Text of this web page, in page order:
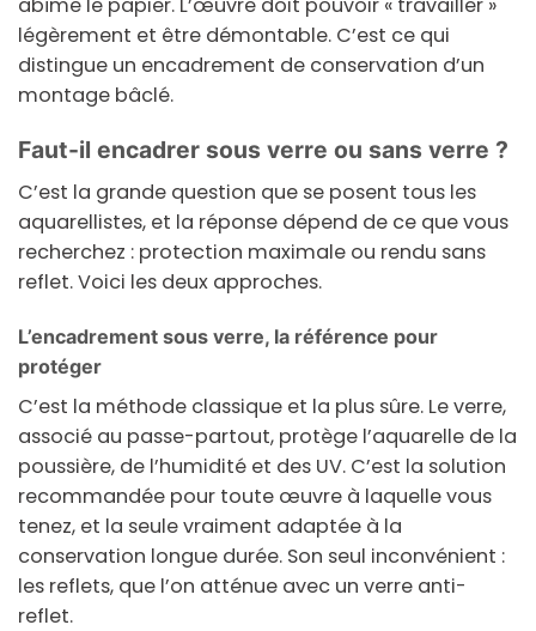
abîme le papier. L’œuvre doit pouvoir « travailler »
légèrement et être démontable. C’est ce qui
distingue un encadrement de conservation d’un
montage bâclé.
Faut-il encadrer sous verre ou sans verre ?
C’est la grande question que se posent tous les
aquarellistes, et la réponse dépend de ce que vous
recherchez : protection maximale ou rendu sans
reflet. Voici les deux approches.
L’encadrement sous verre, la référence pour
protéger
C’est la méthode classique et la plus sûre. Le verre,
associé au passe-partout, protège l’aquarelle de la
poussière, de l’humidité et des UV. C’est la solution
recommandée pour toute œuvre à laquelle vous
tenez, et la seule vraiment adaptée à la
conservation longue durée. Son seul inconvénient :
les reflets, que l’on atténue avec un verre anti-
reflet.